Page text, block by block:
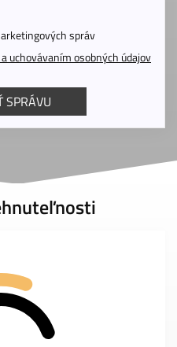
správ
uchovávaním osobných údajov